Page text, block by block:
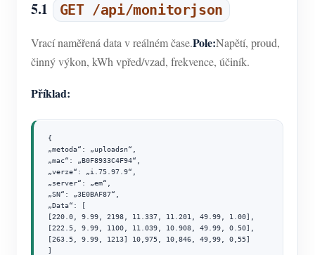
5.1 GET /api/monitorjson
Vrací naměřená data v reálném čase.Pole:Napětí, proud,
činný výkon, kWh vpřed/vzad, frekvence, účiník.
Příklad:
{
„metoda“: „uploadsn“,
„mac“: „B0F8933C4F94“,
„verze“: „i.75.97.9“,
„server“: „em“,
„SN“: „3E0BAF87“,
„Data“: [
[220.0, 9.99, 2198, 11.337, 11.201, 49.99, 1.00],
[222.5, 9.99, 1100, 11.039, 10.908, 49.99, 0.50],
[263.5, 9.99, 1213] 10,975, 10,846, 49,99, 0,55]
]